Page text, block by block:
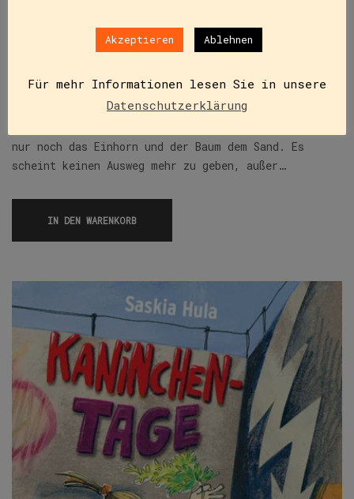
Das Einhorn auf Spurensuche (E-Book)
nur noch das Einhorn und der Baum dem Sand. Es
scheint keinen Ausweg mehr zu geben, außer…
IN DEN WARENKORB
Akzeptieren Ablehnen
Für mehr Informationen lesen Sie in unsere
Datenschutzerklärung